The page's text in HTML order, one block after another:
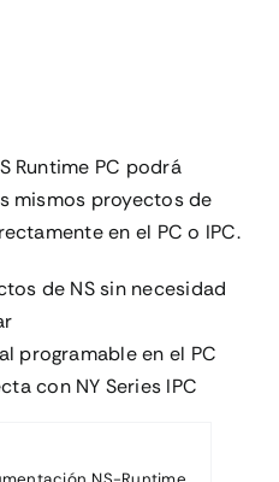
Runtime PC podrá
mismos proyectos de
en el PC o IPC.
de NS sin necesidad
programable en el PC
con NY Series IPC